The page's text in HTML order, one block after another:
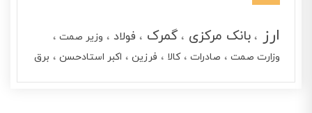
ارز بانک مرکزی گمرک فولاد
وزیر صمت
وزارت صمت صادرات کالا فرزین اکبر استادحسن برق